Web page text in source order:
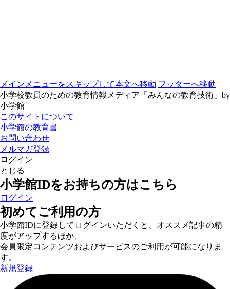
メインメニューをスキップして本文へ移動 フッターへ移動
小学校教員のための教育情報メディア「みんなの教育技術」by
小学館
このサイトについて
小学館の教育書
お問い合わせ
メルマガ登録
ログイン
とじる
小学館IDをお持ちの方はこちら
ログイン
初めてご利用の方
小学館IDに登録してログインいただくと、オススメ記事の精
度がアップするほか、
会員限定コンテンツおよびサービスのご利用が可能になりま
す。
新規登録